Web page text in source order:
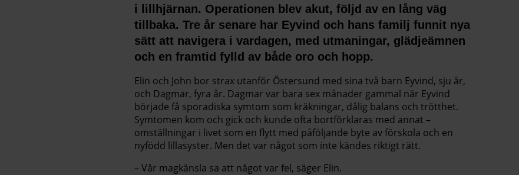
i lillhjärnan. Operationen blev akut, följd av en lång väg
tillbaka. Tre år senare har Eyvind och hans familj funnit nya
sätt att navigera i vardagen, med utmaningar, glädjeämnen
och en framtid fylld av både oro och hopp.
Elin och John bor strax utanför Östersund med sina två barn Eyvind, sju år,
och Dagmar, fyra år. Dagmar var bara sex månader gammal när Eyvind
började få sporadiska symtom som kräkningar, dålig balans och trötthet.
Symtomen kom och gick och kunde ofta bortförklaras med annat –
omställningar i livet som en flytt med påföljande byte av förskola och en
nyfödd lillasyster. Men det var något som inte kändes riktigt rätt.
– Vår magkänsla sa att något var fel, säger Elin.